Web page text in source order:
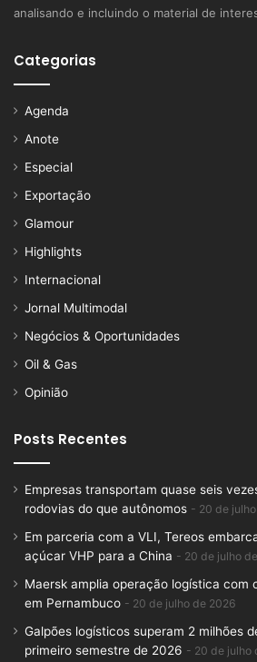
analisando e incluindo o material de
Categorias
Agenda
Anote
Especial
Exportação
Glamour
Highlights
Internacional
Jornal Multimodal
Negócios & Oportunidades
Oil & Gas
Opinião
Posts Recentes
Empresas transportam quase seis
rodovias do que autônomos
20 de
Em parceria com a VLI, Tereos
açúcar VHP para a China
20 de julho
Maersk amplia operação logística com
em Pernambuco
20 de julho de 2026
Galpões logísticos superam 2 milhões
primeiro semestre de 2026
20 de julho